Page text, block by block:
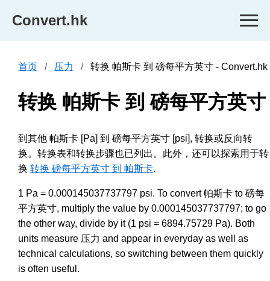
Convert.hk
首页 压力 转换 帕斯卡 到 磅每平方英寸 - Convert.hk
转换 帕斯卡 到 磅每平方英寸
到其他 帕斯卡 [Pa] 到 磅每平方英寸 [psi], 转换或反向转
换。转换表和转换步骤也已列出。此外，还可以探索用于转
换 转换 磅每平方英寸 到 帕斯卡.
1 Pa = 0.000145037737797 psi. To convert 帕斯卡 to 磅每
平方英寸, multiply the value by 0.000145037737797; to go
the other way, divide by it (1 psi = 6894.75729 Pa). Both
units measure 压力 and appear in everyday as well as
technical calculations, so switching between them quickly
is often useful.